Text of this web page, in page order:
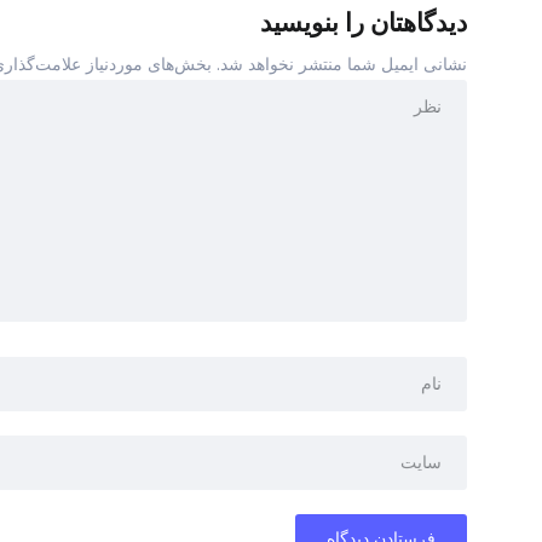
دیدگاهتان را بنویسید
نشانی ایمیل شما منتشر نخواهد شد. بخش‌های موردنیاز